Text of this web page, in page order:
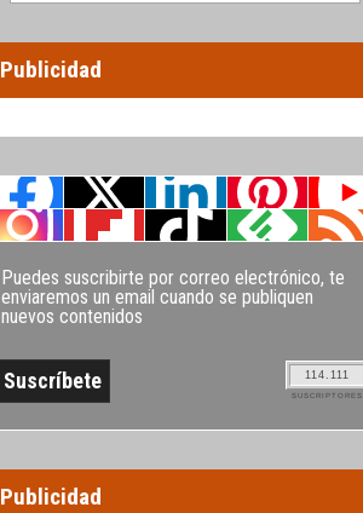
Publicidad
Puedes suscribirte por correo electrónico, te
enviaremos un email cuando se publiquen
nuevos contenidos
114.111
SUSCRIPTORES
Publicidad